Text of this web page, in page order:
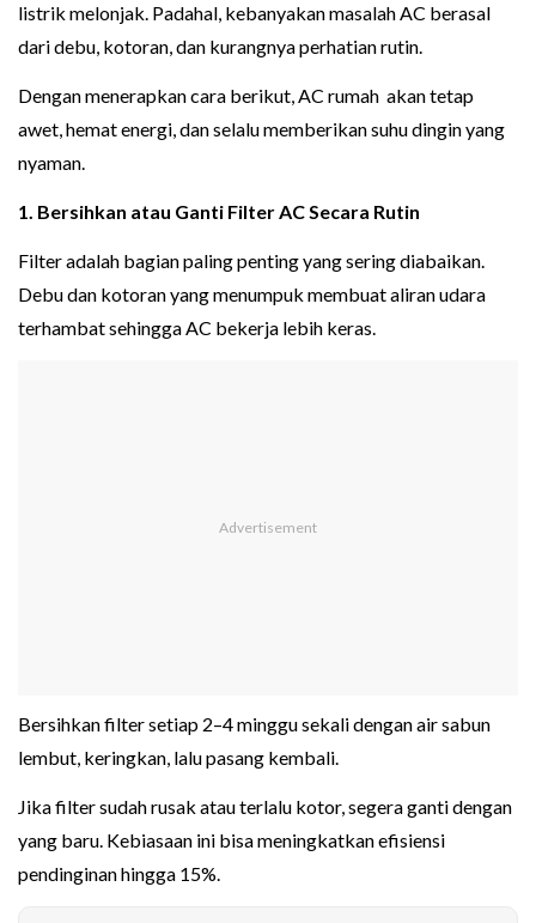
listrik melonjak. Padahal, kebanyakan masalah AC berasal
dari debu, kotoran, dan kurangnya perhatian rutin.
Dengan menerapkan cara berikut, AC rumah akan tetap
awet, hemat energi, dan selalu memberikan suhu dingin yang
nyaman.
1. Bersihkan atau Ganti Filter AC Secara Rutin
Filter adalah bagian paling penting yang sering diabaikan.
Debu dan kotoran yang menumpuk membuat aliran udara
terhambat sehingga AC bekerja lebih keras.
Bersihkan filter setiap 2–4 minggu sekali dengan air sabun
lembut, keringkan, lalu pasang kembali.
Jika filter sudah rusak atau terlalu kotor, segera ganti dengan
yang baru. Kebiasaan ini bisa meningkatkan efisiensi
pendinginan hingga 15%.